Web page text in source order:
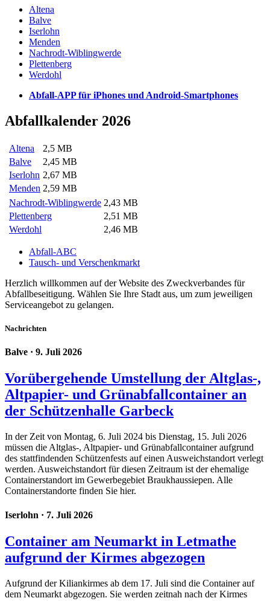
Altena
Balve
Iserlohn
Menden
Nachrodt-Wiblingwerde
Plettenberg
Werdohl
Abfall-APP für iPhones und Android-Smartphones
Abfallkalender 2026
Altena
2,5 MB
Balve
2,45 MB
Iserlohn 2,67 MB
Menden 2,59 MB
Nachrodt-Wiblingwerde 2,43 MB
Plettenberg
2,51 MB
Werdohl
2,46 MB
Abfall-ABC
Tausch- und Verschenkmarkt
Herzlich willkommen auf der Website des Zweckverbandes für
Abfallbeseitigung. Wählen Sie Ihre Stadt aus, um zum jeweiligen
Serviceangebot zu gelangen.
Nachrichten
Balve · 9. Juli 2026
Vorübergehende Umstellung der Altglas-,
Altpapier- und Grünabfallcontainer an
der Schützenhalle Garbeck
In der Zeit von Montag, 6. Juli 2024 bis Dienstag, 15. Juli 2026
müssen die Altglas-, Altpapier- und Grünabfallcontainer aufgrund
des stattfindenden Schützenfests auf einen Ausweichstandort verlegt
werden. Ausweichstandort für diesen Zeitraum ist der ehemalige
Containerstandort im Gewerbegebiet Braukhaussiepen. Alle
Containerstandorte finden Sie hier.
Iserlohn · 7. Juli 2026
Container am Neumarkt in Letmathe
aufgrund der Kirmes abgezogen
Aufgrund der Kiliankirmes ab dem 17. Juli sind die Container auf
dem Neumarkt abgezogen. Sie werden zeitnah nach der Kirmes